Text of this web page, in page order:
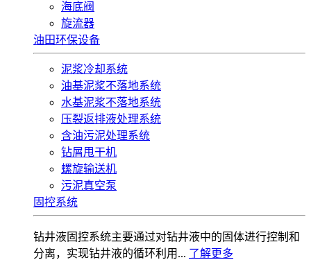
海底阀
旋流器
油田环保设备
泥浆冷却系统
油基泥浆不落地系统
水基泥浆不落地系统
压裂返排液处理系统
含油污泥处理系统
钻屑甩干机
螺旋输送机
污泥真空泵
固控系统
钻井液固控系统‌主要通过对钻井液中的固体进行控制和
分离，实现钻井液的循环利用... 了解更多